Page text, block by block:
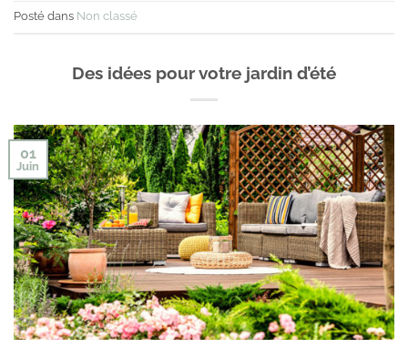
Posté dans Non classé
Des idées pour votre jardin d’été
01
Juin